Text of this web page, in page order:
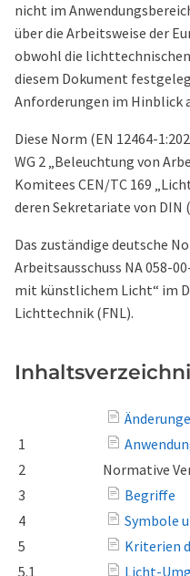
nicht im
über die Arbeitsweise der
obwohl die
diesem Dokument
Anforderungen im Hinblick
Diese Norm (EN 12464-
WG 2 „Beleuchtung von
Komitees CEN/TC 169
deren Sekretariate von DIN
Das zuständige deutsche
Arbeitsausschuss NA 058-
mit künstlichem Licht“ im
Lichttechnik (FNL).
1
2
Normative
3
Begriffe
4
Symbole
5
Kriterien
5.1
Licht-